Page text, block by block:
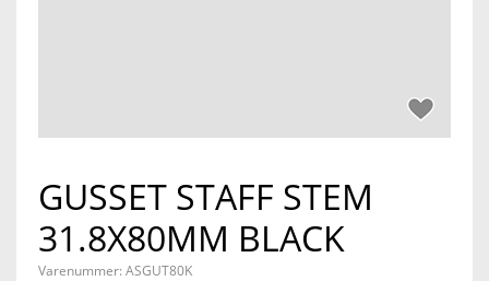
GUSSET STAFF STEM
31.8X80MM BLACK
Varenummer: ASGUT80K